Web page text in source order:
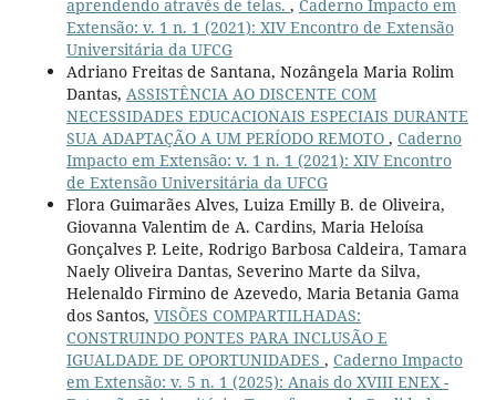
aprendendo através de telas. , Caderno Impacto em
Extensão: v. 1 n. 1 (2021): XIV Encontro de Extensão
Universitária da UFCG
Adriano Freitas de Santana, Nozângela Maria Rolim
Dantas, ASSISTÊNCIA AO DISCENTE COM
NECESSIDADES EDUCACIONAIS ESPECIAIS DURANTE
SUA ADAPTAÇÃO A UM PERÍODO REMOTO , Caderno
Impacto em Extensão: v. 1 n. 1 (2021): XIV Encontro
de Extensão Universitária da UFCG
Flora Guimarães Alves, Luiza Emilly B. de Oliveira,
Giovanna Valentim de A. Cardins, Maria Heloísa
Gonçalves P. Leite, Rodrigo Barbosa Caldeira, Tamara
Naely Oliveira Dantas, Severino Marte da Silva,
Helenaldo Firmino de Azevedo, Maria Betania Gama
dos Santos, VISÕES COMPARTILHADAS:
CONSTRUINDO PONTES PARA INCLUSÃO E
IGUALDADE DE OPORTUNIDADES , Caderno Impacto
em Extensão: v. 5 n. 1 (2025): Anais do XVIII ENEX -